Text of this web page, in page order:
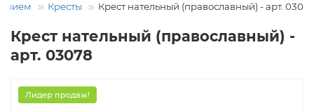
Кресты Крест нательный (православный) - арт. 03078
Крест нательный (православный) -
арт. 03078
Лидер продаж!